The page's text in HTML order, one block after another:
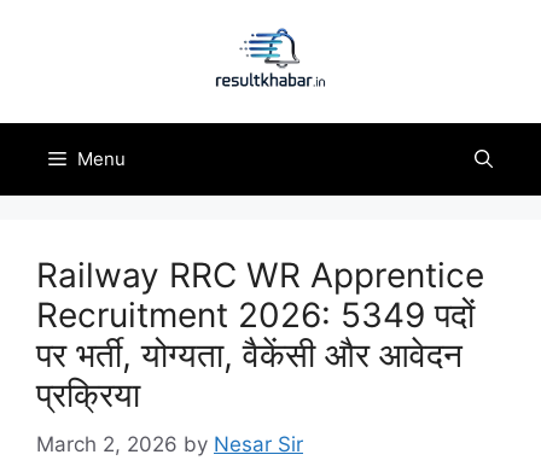
Menu
Railway RRC WR Apprentice
Recruitment 2026: 5349 पदों
पर भर्ती, योग्यता, वैकेंसी और आवेदन
प्रक्रिया
March 2, 2026 by Nesar Sir